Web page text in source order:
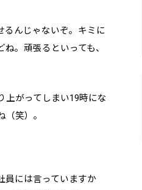
るんじゃないぞ。キミに
。頑張るといっても、
上がってしまい19時にな
笑）。
員には言っていますか